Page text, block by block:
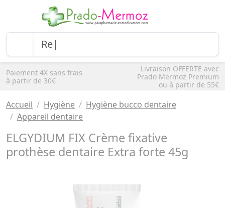
Paiement 4X sans frais
à partir de 30€
Livraison OFFERTE avec
Prado Mermoz Premium
ou à partir de 55€
Accueil Hygiène
Hygiène bucco dentaire
Appareil dentaire
ELGYDIUM FIX Crème fixative
prothèse dentaire Extra forte 45g